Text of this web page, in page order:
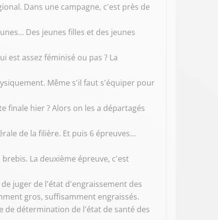
Dans une campagne, c'est près de
Des jeunes filles et des jeunes
est assez féminisé ou pas ? La
Même s'il faut s'équiper pour
finale hier ? Alors on les a départagés
de la filière. Et puis 6 épreuves...
La deuxième épreuve, c'est
juger de l'état d'engraissement des
gros, suffisamment engraissés.
de détermination de l'état de santé des